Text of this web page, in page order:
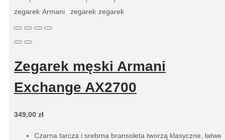
Zegarek męski Armani
Exchange AX2700
349,00 zł
Czarna tarcza i srebrna bransoleta tworzą klasyczne, łatwe